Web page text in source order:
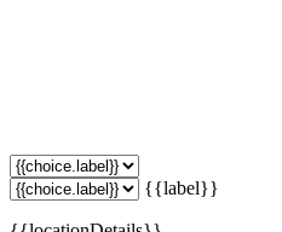
{{label}}